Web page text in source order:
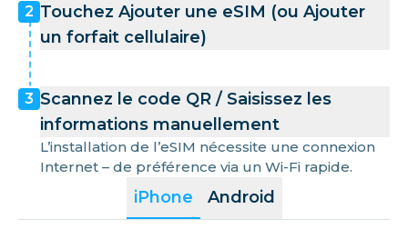
iPhone Android
2 Touchez Ajouter une eSIM (ou Ajouter
un forfait cellulaire)
3 Scannez le code QR / Saisissez les
informations manuellement
L’installation de l’eSIM nécessite une connexion
Internet – de préférence via un Wi-Fi rapide.